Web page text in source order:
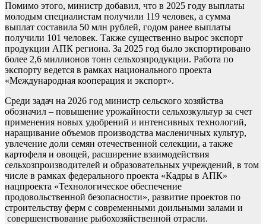
Помимо этого, министр добавил, что в 2025 году выплаты
молодым специалистам получили 119 человек, а сумма
выплат составила 50 млн рублей, годом ранее выплаты
получили 101 человек. Также существенно вырос экспорт
продукции АПК региона. За 2025 год было экспортировано
более 2,6 миллионов тонн сельхозпродукции. Работа по
экспорту ведется в рамках национального проекта
«Международная кооперация и экспорт».
Среди задач на 2026 год министр сельского хозяйства
обозначил – повышение урожайности сельхозкультур за счет
применения новых удобрений и интенсивных технологий,
наращивание объемов производства масленичных культур,
увлечение доли семян отечественной селекции, а также
картофеля и овощей, расширение взаимодействия
сельхозпроизводителей и образовательных учреждений, в том
числе в рамках федерального проекта «Кадры в АПК»
нацпроекта «Технологическое обеспечение
продовольственной безопасности», развитие проектов по
строительству ферм с современными доильными залами и
совершенствование рыбохозяйственной отрасли.